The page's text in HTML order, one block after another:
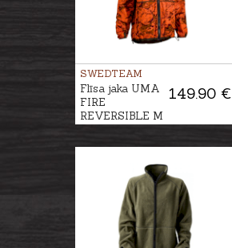
SWEDTEAM
149.90 €
Flīsa jaka UMA
FIRE
REVERSIBLE M